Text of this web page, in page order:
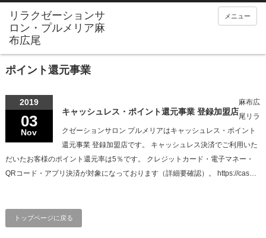
メニュー
ポイント還元事業
2019
03
Nov
キャッシュレス・ポイント還元事業 登録加盟店
麻布広
尾リラ
クゼーションサロン プルメリアはキャッシュレス・ポイント
還元事業 登録加盟店です。 キャッシュレス決済でご利用いた
だいたお客様のポイント還元率は5％です。 クレジットカード・電子マネー・
QRコード・アプリ決済が対象になっております（詳細要確認）。 https://cas…
トップページに戻る